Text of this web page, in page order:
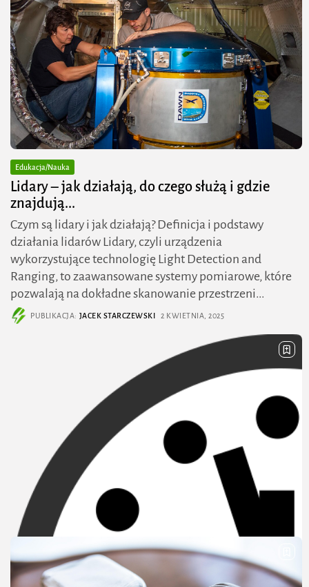
Edukacja/Nauka
Lidary – jak działają, do czego służą i gdzie
znajdują...
Czym są lidary i jak działają? Definicja i podstawy
działania lidarów Lidary, czyli urządzenia
wykorzystujące technologię Light Detection and
Ranging, to zaawansowane systemy pomiarowe, które
pozwalają na dokładne skanowanie przestrzeni...
PUBLIKACJA: JACEK STARCZEWSKI 2 KWIETNIA, 2025